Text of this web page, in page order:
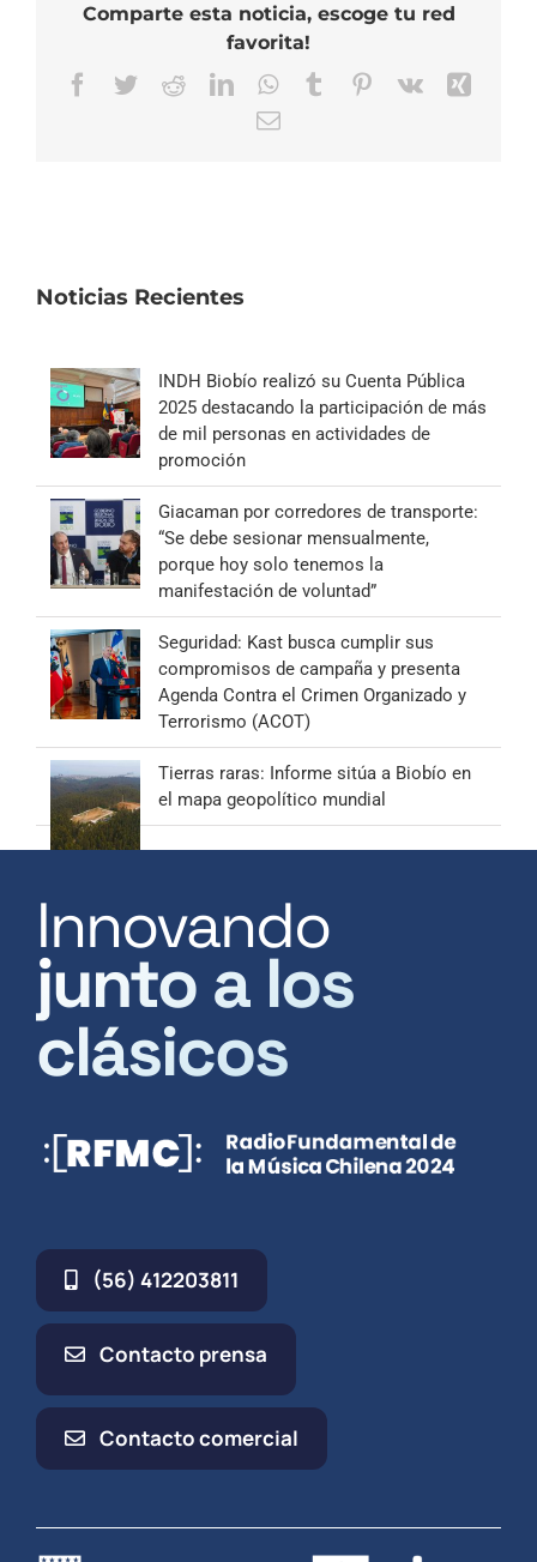
Comparte esta noticia, escoge tu red
favorita!
Facebook
TwitterRedditLinkedInWhatsApp
TumblrPinterest
Vk
Xing
Correo
Noticias Recientes
INDH Biobío realizó su Cuenta Pública
2025 destacando la participación de más
de mil personas en actividades de
promoción
Giacaman por corredores de transporte:
“Se debe sesionar mensualmente,
porque hoy solo tenemos la
manifestación de voluntad”
Seguridad: Kast busca cumplir sus
compromisos de campaña y presenta
Agenda Contra el Crimen Organizado y
Terrorismo (ACOT)
Tierras raras: Informe sitúa a Biobío en
el mapa geopolítico mundial
Innovando
junto a los
clásicos
(56) 412203811
Contacto prensa
Contacto comercial